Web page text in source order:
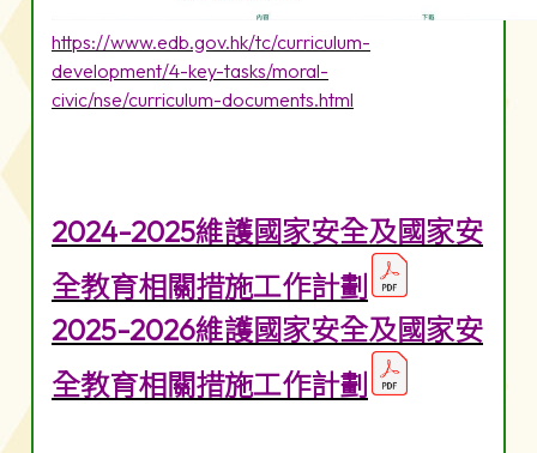
https://www.edb.gov.hk/tc/curriculum-
development/4-key-tasks/moral-
civic/nse/curriculum-documents.html
2024-2025維護國家安全及國家安
全教育相關措施工作計劃
2025-2026維護國家安全及國家安
全教育相關措施工作計劃